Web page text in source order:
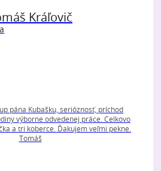
Kráľovič
pána Kubašku, serióznosť, príchod
výborne odvedenej práce. Celkovo
a tri koberce. Ďakujem veľmi pekne.
Tomáš